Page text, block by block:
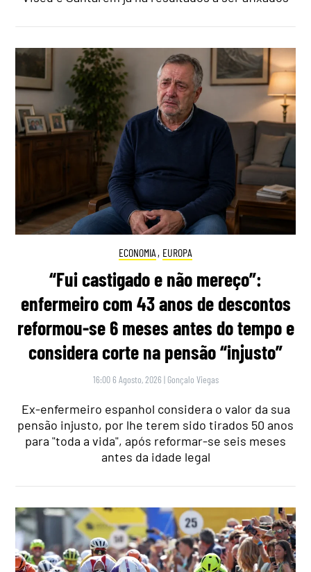
ECONOMIA , EUROPA
“Fui castigado e não mereço”:
enfermeiro com 43 anos de descontos
reformou-se 6 meses antes do tempo e
considera corte na pensão “injusto”
16:00 6 Agosto, 2026 | Gonçalo Viegas
Ex-enfermeiro espanhol considera o valor da sua
pensão injusto, por lhe terem sido tirados 50 anos
para "toda a vida", após reformar-se seis meses
antes da idade legal